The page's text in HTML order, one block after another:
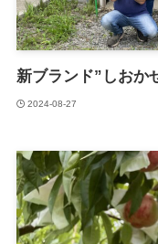
新ブランド”しおか
2024-08-27